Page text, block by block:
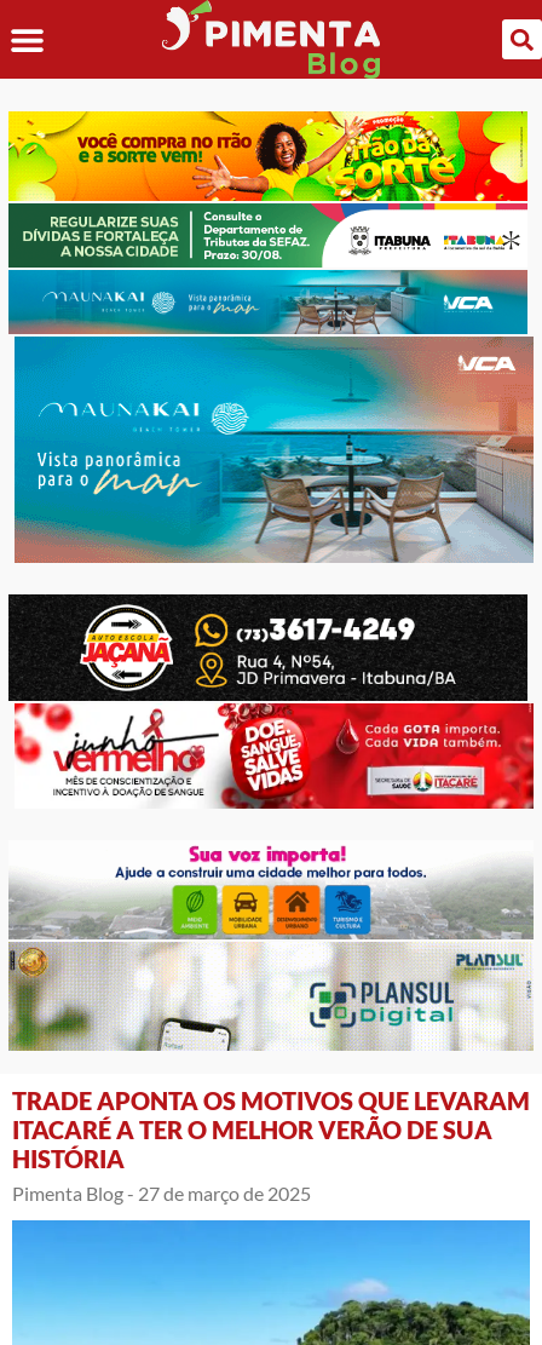
TRADE APONTA OS MOTIVOS QUE LEVARAM
ITACARÉ A TER O MELHOR VERÃO DE SUA
HISTÓRIA
Pimenta Blog - 27 de março de 2025